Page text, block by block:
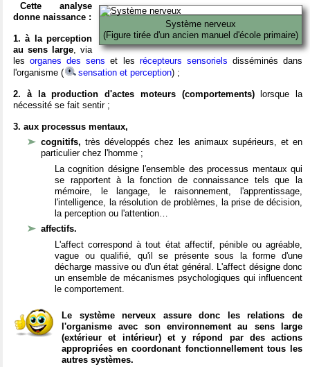
Système nerveux
(Figure tirée d'un ancien manuel d'école primaire)
Cette analyse
donne naissance :
1. à la perception
au sens large, via
lesorganes des sens et les récepteurs sensoriels disséminés dans
l'organisme (
sensation et perception) ;
2. à la production d'actes moteurs (comportements)lorsque la
nécessité se fait sentir ;
3. aux processus mentaux,
cognitifs,très développés chez les animaux supérieurs, et en
particulier chez l'homme ;
La cognition désigne l'ensemble des processus mentaux qui
se rapportent à la fonction de connaissance tels que la
mémoire, le langage, le raisonnement, l'apprentissage,
l'intelligence, la résolution de problèmes, la prise de décision,
la perception ou l'attention…
affectifs.
L'affect correspond à tout état affectif, pénible ou agréable,
vague ou qualifié, qu'il se présente sous la forme d'une
décharge massive ou d'un état général. L'affect désigne donc
un ensemble de mécanismes psychologiques qui influencent
le comportement.
Le système nerveux assure donc les relations de
l'organisme avec son environnement au sens large
(extérieur et intérieur) et y répond par des actions
appropriées en coordonant fonctionnellement tous les
autres systèmes.